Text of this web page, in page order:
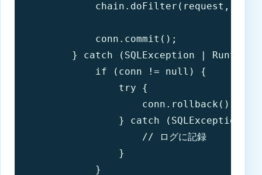
chain.doFilter(request,
            conn.commit();
} catch (SQLException |
            if (conn != null) {
                try {
                    conn.rollback();
} catch (SQLException
                    // ログに記録
                }
            }